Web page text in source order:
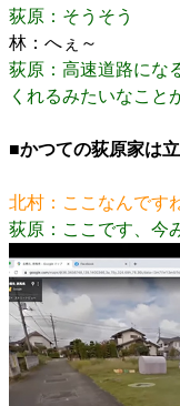
荻原：そうそう
林：へぇ～
荻原：高速道路にな
くれるみたいなこと
■かつての荻原家は
北村：ここなんです
荻原：ここです、今